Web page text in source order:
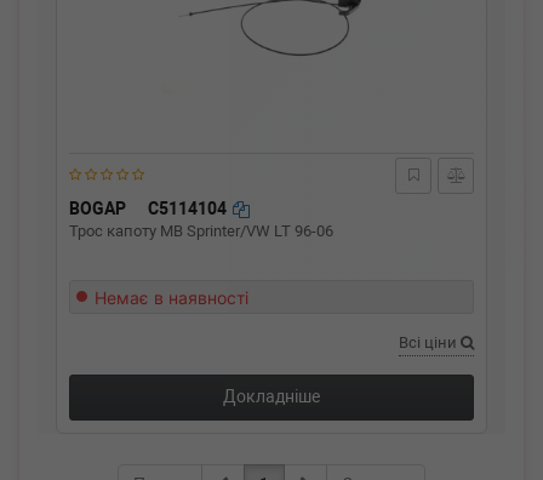
BOGAP C5114104
Трос капоту MB Sprinter/VW LT 96-06
Немає в наявності
Всі ціни
Докладніше